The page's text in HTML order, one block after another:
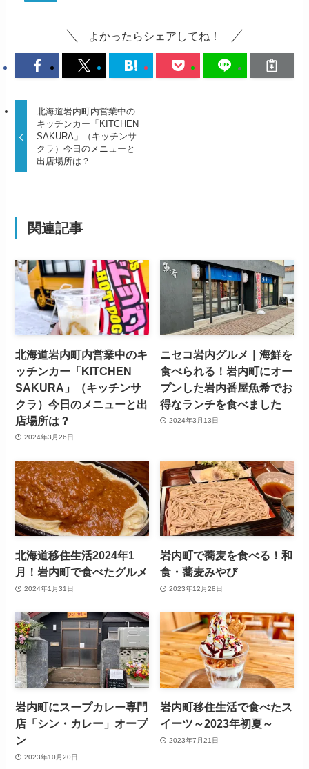
よかったらシェアしてね！
北海道岩内町内営業中の
キッチンカー「KITCHEN
SAKURA」（キッチンサ
クラ）今日のメニューと
出店場所は？
関連記事
北海道岩内町内営業中のキ
ッチンカー「KITCHEN
SAKURA」（キッチンサ
クラ）今日のメニューと出
店場所は？
2024年3月26日
ニセコ岩内グルメ｜海鮮を
食べられる！岩内町にオー
プンした岩内番屋魚希でお
得なランチを食べました
2024年3月13日
北海道移住生活2024年1
月！岩内町で食べたグルメ
2024年1月31日
岩内町で蕎麦を食べる！和
食・蕎麦みやび
2023年12月28日
岩内町にスープカレー専門
店「シン・カレー」オープ
ン
2023年10月20日
岩内町移住生活で食べたス
イーツ～2023年初夏～
2023年7月21日